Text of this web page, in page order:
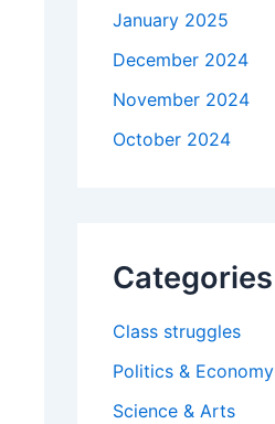
January 2025
December 2024
November 2024
October 2024
Categories
Class struggles
Politics & Economy
Science & Arts